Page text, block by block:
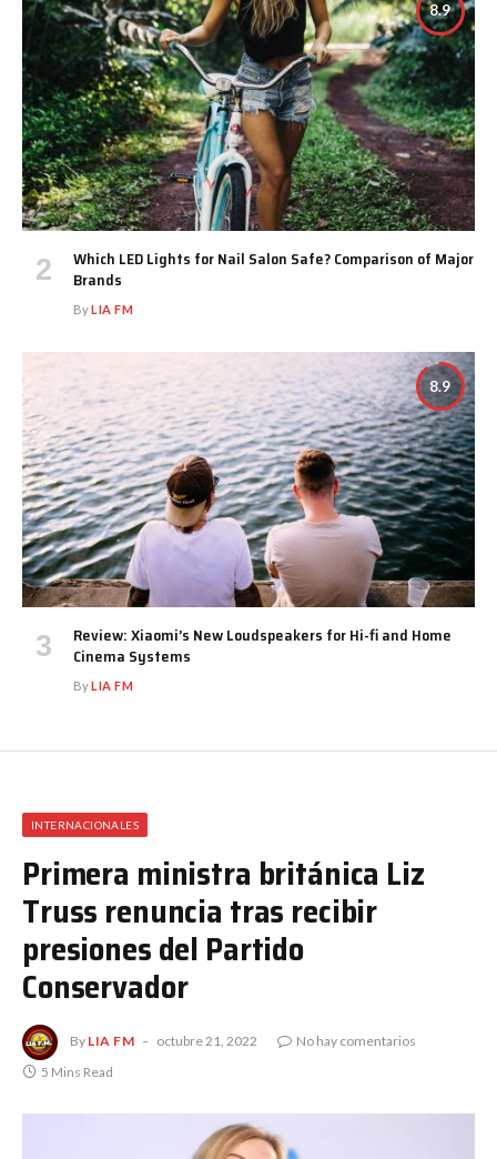
8.9
Which LED Lights for Nail Salon Safe? Comparison of Major
Brands
ByLIA FM
8.9
Review: Xiaomi’s New Loudspeakers for Hi-fi and Home
Cinema Systems
ByLIA FM
INTERNACIONALES
Primera ministra británica Liz
Truss renuncia tras recibir
presiones del Partido
Conservador
By LIA FM octubre 21, 2022
No hay comentarios
5 Mins Read